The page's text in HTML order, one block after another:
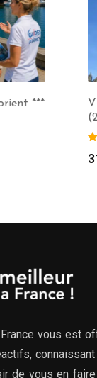
***
vous est
de vous en